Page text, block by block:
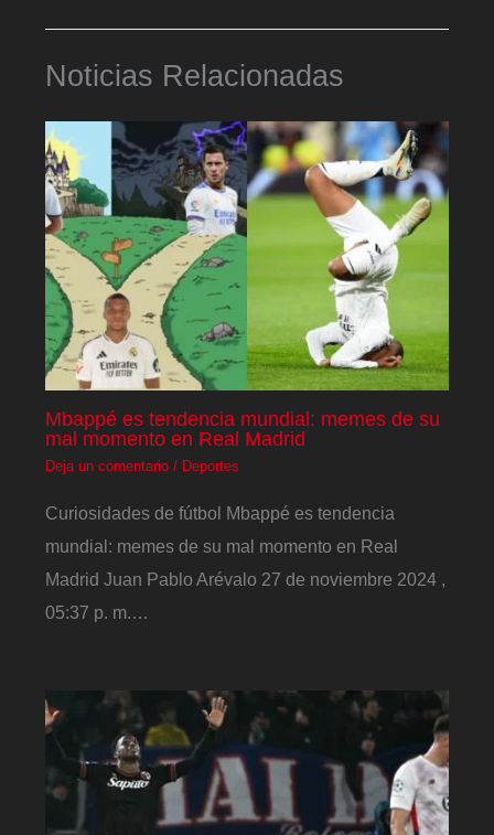
Noticias Relacionadas
Mbappé es tendencia mundial: memes de su
mal momento en Real Madrid
Deja un comentario / Deportes
Curiosidades de fútbol Mbappé es tendencia
mundial: memes de su mal momento en Real
Madrid Juan Pablo Arévalo 27 de noviembre 2024 ,
05:37 p. m.…